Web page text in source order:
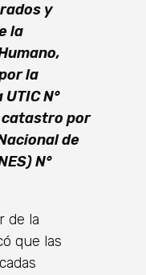
y
la
la
N°
catastro por
de
N°
de la
que las